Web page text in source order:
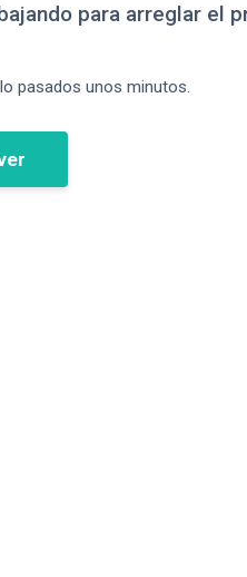
para arreglar el
pasados unos minutos.